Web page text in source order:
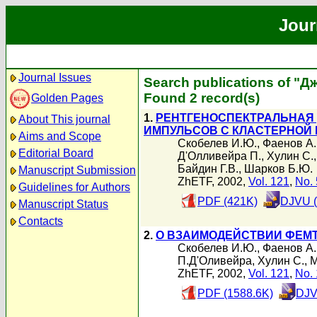
Journal Issues
Golden Pages
About This journal
Aims and Scope
Editorial Board
Manuscript Submission
Guidelines for Authors
Manuscript Status
Contacts
Search publications of
Found 2 record(s)
1.
ИМПУЛЬСОВ С
Скобелев И.Ю., Фаенов
Д'Олливейра П., Хулин С.
Байдин Г.В., Шарков Б.Ю.
ZhETF, 2002, Vol. 121, No.
PDF (421K)
DJVU
2. О ВЗАИМОДЕЙСТВИИ
Скобелев И.Ю., Фаенов
П.Д'Оливейра, Хулин С.,
ZhETF, 2002, Vol. 121, No.
PDF (1588.6K)